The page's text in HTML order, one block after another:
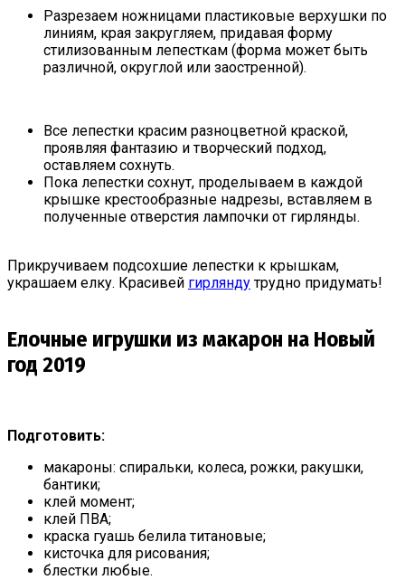
Разрезаем ножницами пластиковые верхушки по
линиям, края закругляем, придавая форму
стилизованным лепесткам (форма может быть
различной, округлой или заостренной).
Все лепестки красим разноцветной краской,
проявляя фантазию и творческий подход,
оставляем сохнуть.
Пока лепестки сохнут, проделываем в каждой
крышке крестообразные надрезы, вставляем в
полученные отверстия лампочки от гирлянды.
Прикручиваем подсохшие лепестки к крышкам,
украшаем елку. Красивей гирляндутрудно придумать!
Елочные игрушки из макарон на Новый
год 2019
Подготовить:
макароны: спиральки, колеса, рожки, ракушки,
бантики;
клей момент;
клей ПВА;
краска гуашь белила титановые;
кисточка для рисования;
блестки любые.